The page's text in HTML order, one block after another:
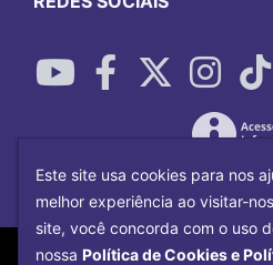
Copyright©2026
Este site usa cookies para nos
melhor experiência ao visitar-
site, você concorda com o uso
nossa Política de Cookies e